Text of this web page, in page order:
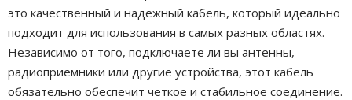
это качественный и надежный кабель, который идеально
подходит для использования в самых разных областях.
Независимо от того, подключаете ли вы антенны,
радиоприемники или другие устройства, этот кабель
обязательно обеспечит четкое и стабильное соединение.